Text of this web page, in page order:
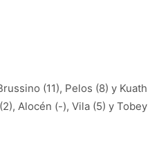
(11), Pelos (8) y Kuath
Alocén (-), Vila (5) y Tobey